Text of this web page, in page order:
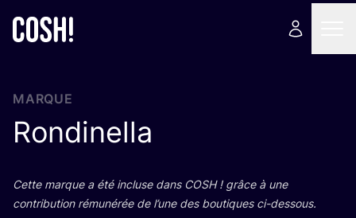
MARQUE
Rondinella
Cette marque a été incluse dans COSH! grâce à une
contri­bu­tion rému­né­rée de l’une des bou­tiques ci-dessous.